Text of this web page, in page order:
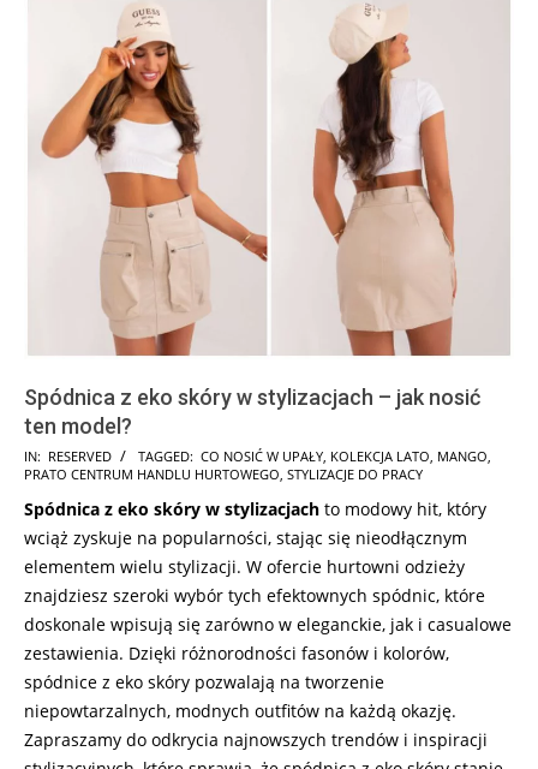
Spódnica z eko skóry w stylizacjach – jak nosić
ten model?
2025-
07-
10
IN: RESERVED TAGGED: CO NOSIĆ W UPAŁY, KOLEKCJA LATO, MANGO,
PRATO CENTRUM HANDLU HURTOWEGO, STYLIZACJE DO PRACY
Spódnica z eko skóry w stylizacjach to modowy hit, który
wciąż zyskuje na popularności, stając się nieodłącznym
elementem wielu stylizacji. W ofercie hurtowni odzieży
znajdziesz szeroki wybór tych efektownych spódnic, które
doskonale wpisują się zarówno w eleganckie, jak i casualowe
zestawienia. Dzięki różnorodności fasonów i kolorów,
spódnice z eko skóry pozwalają na tworzenie
niepowtarzalnych, modnych outfitów na każdą okazję.
Zapraszamy do odkrycia najnowszych trendów i inspiracji